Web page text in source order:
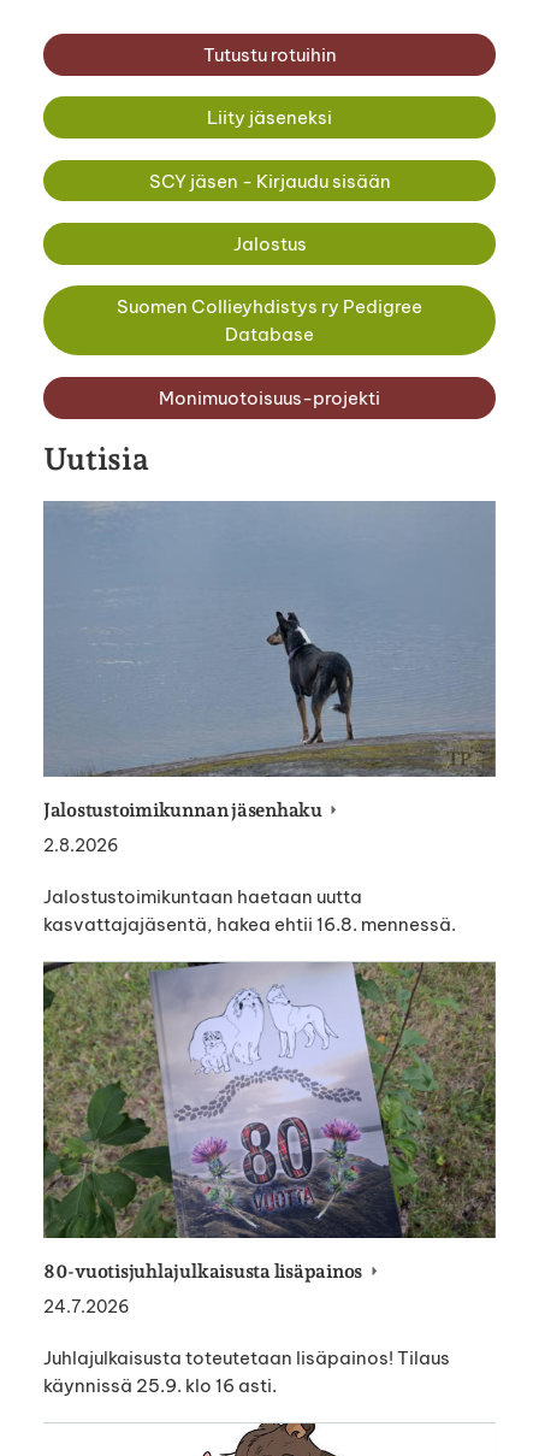
Tutustu rotuihin
Liity jäseneksi
SCY jäsen - Kirjaudu sisään
Jalostus
Suomen Collieyhdistys ry Pedigree
Database
Monimuotoisuus-projekti
Uutisia
Jalostustoimikunnan jäsenhaku
2.8.2026
Jalostustoimikuntaan haetaan uutta
kasvattajajäsentä, hakea ehtii 16.8. mennessä.
80-vuotisjuhlajulkaisusta lisäpainos
24.7.2026
Juhlajulkaisusta toteutetaan lisäpainos! Tilaus
käynnissä 25.9. klo 16 asti.